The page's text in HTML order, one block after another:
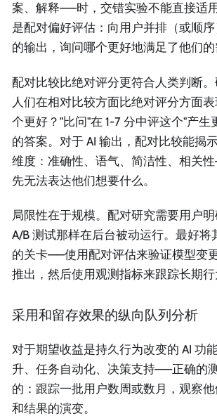
案、解释——时，交错实验不能直接适
是配对偏好评估：向用户并排（或顺
的输出，询问哪个更好地满足了他们的
配对比较比绝对评分更符合人类判断。
人们在相对比较方面比绝对评分方面
个更好？"比问"在 1-7 分中评这个"产生
的答案。对于 AI 输出，配对比较能揭
维度：准确性、语气、简洁性、相关
先无法表达他们想要什么。
局限性在于规模。配对研究需要用户
A/B 测试那样在后台被动运行。最好将
的关卡——使用配对评估来验证模型变
推出，然后使用观测指标来跟踪长期行
采用和留存效果的纵向队列分析
对于期望收益是持久行为改变的 AI 功
升、任务自动化、决策支持——正确的
的：跟踪一批用户数周或数月，观察
和结果的演变。